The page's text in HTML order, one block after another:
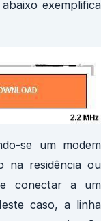
exemplifica
se um modem
na residência ou
conectar a um
caso, a linha